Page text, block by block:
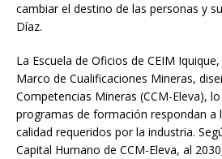
cambiar el destino de las personas y
Díaz.
La Escuela de Oficios de CEIM
Marco de Cualificaciones Mineras,
Competencias Mineras (CCM-Eleva),
programas de formación respondan a
calidad requeridos por la industria.
Capital Humano de CCM-Eleva, al